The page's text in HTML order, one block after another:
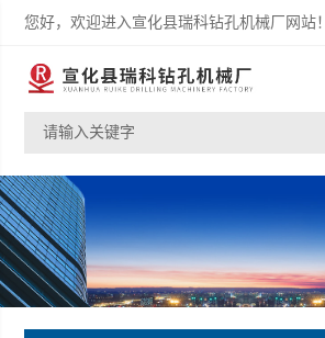
您好，欢迎进入宣化县瑞科钻孔机械厂网站！